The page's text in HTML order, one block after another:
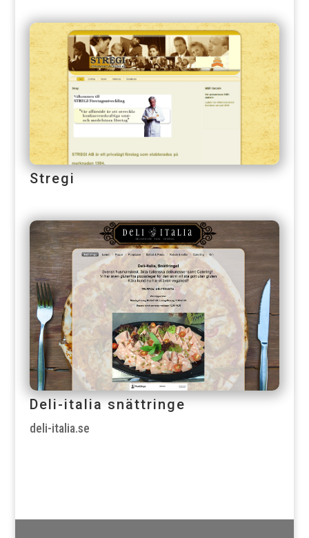
Stregi
Deli-italia snättringe
deli-italia.se